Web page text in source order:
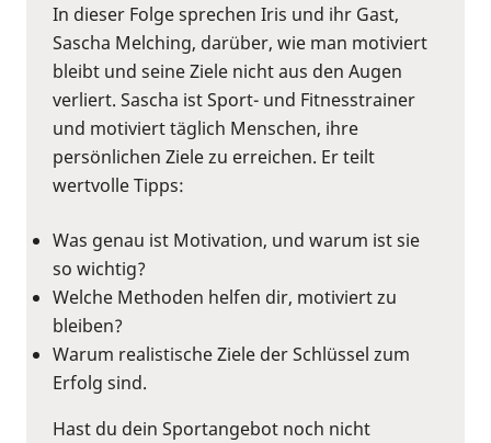
In dieser Folge sprechen Iris und ihr Gast,
Sascha Melching, darüber, wie man motiviert
bleibt und seine Ziele nicht aus den Augen
verliert. Sascha ist Sport- und Fitnesstrainer
und motiviert täglich Menschen, ihre
persönlichen Ziele zu erreichen. Er teilt
wertvolle Tipps:
Was genau ist Motivation, und warum ist sie
so wichtig?
Welche Methoden helfen dir, motiviert zu
bleiben?
Warum realistische Ziele der Schlüssel zum
Erfolg sind.
Hast du dein Sportangebot noch nicht